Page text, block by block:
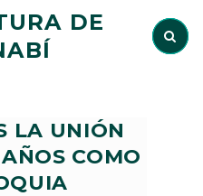
DE
LA UNIÓN
COMO